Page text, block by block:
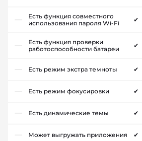
Есть функция совместного
использования пароля Wi-Fi
✔
Есть функция проверки
работоспособности батареи
✔
Есть режим экстра темноты ✔
Есть режим фокусировки ✔
Есть динамические темы ✔
Может выгружать приложения ✔